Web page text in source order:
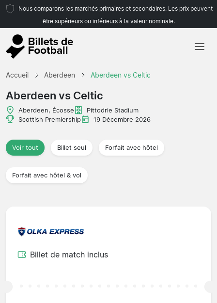
Nous comparons les marchés primaires et secondaires. Les prix peuvent
être supérieurs ou inférieurs à la valeur nominale.
Agences de voyages
Accueil Aberdeen Aberdeen vs Celtic
Aberdeen vs Celtic
Aberdeen, Écosse
Pittodrie Stadium
Scottish Premiership
19 Décembre 2026
Voir tout Billet seul Forfait avec hôtel
Forfait avec hôtel & vol
Billet de match inclus